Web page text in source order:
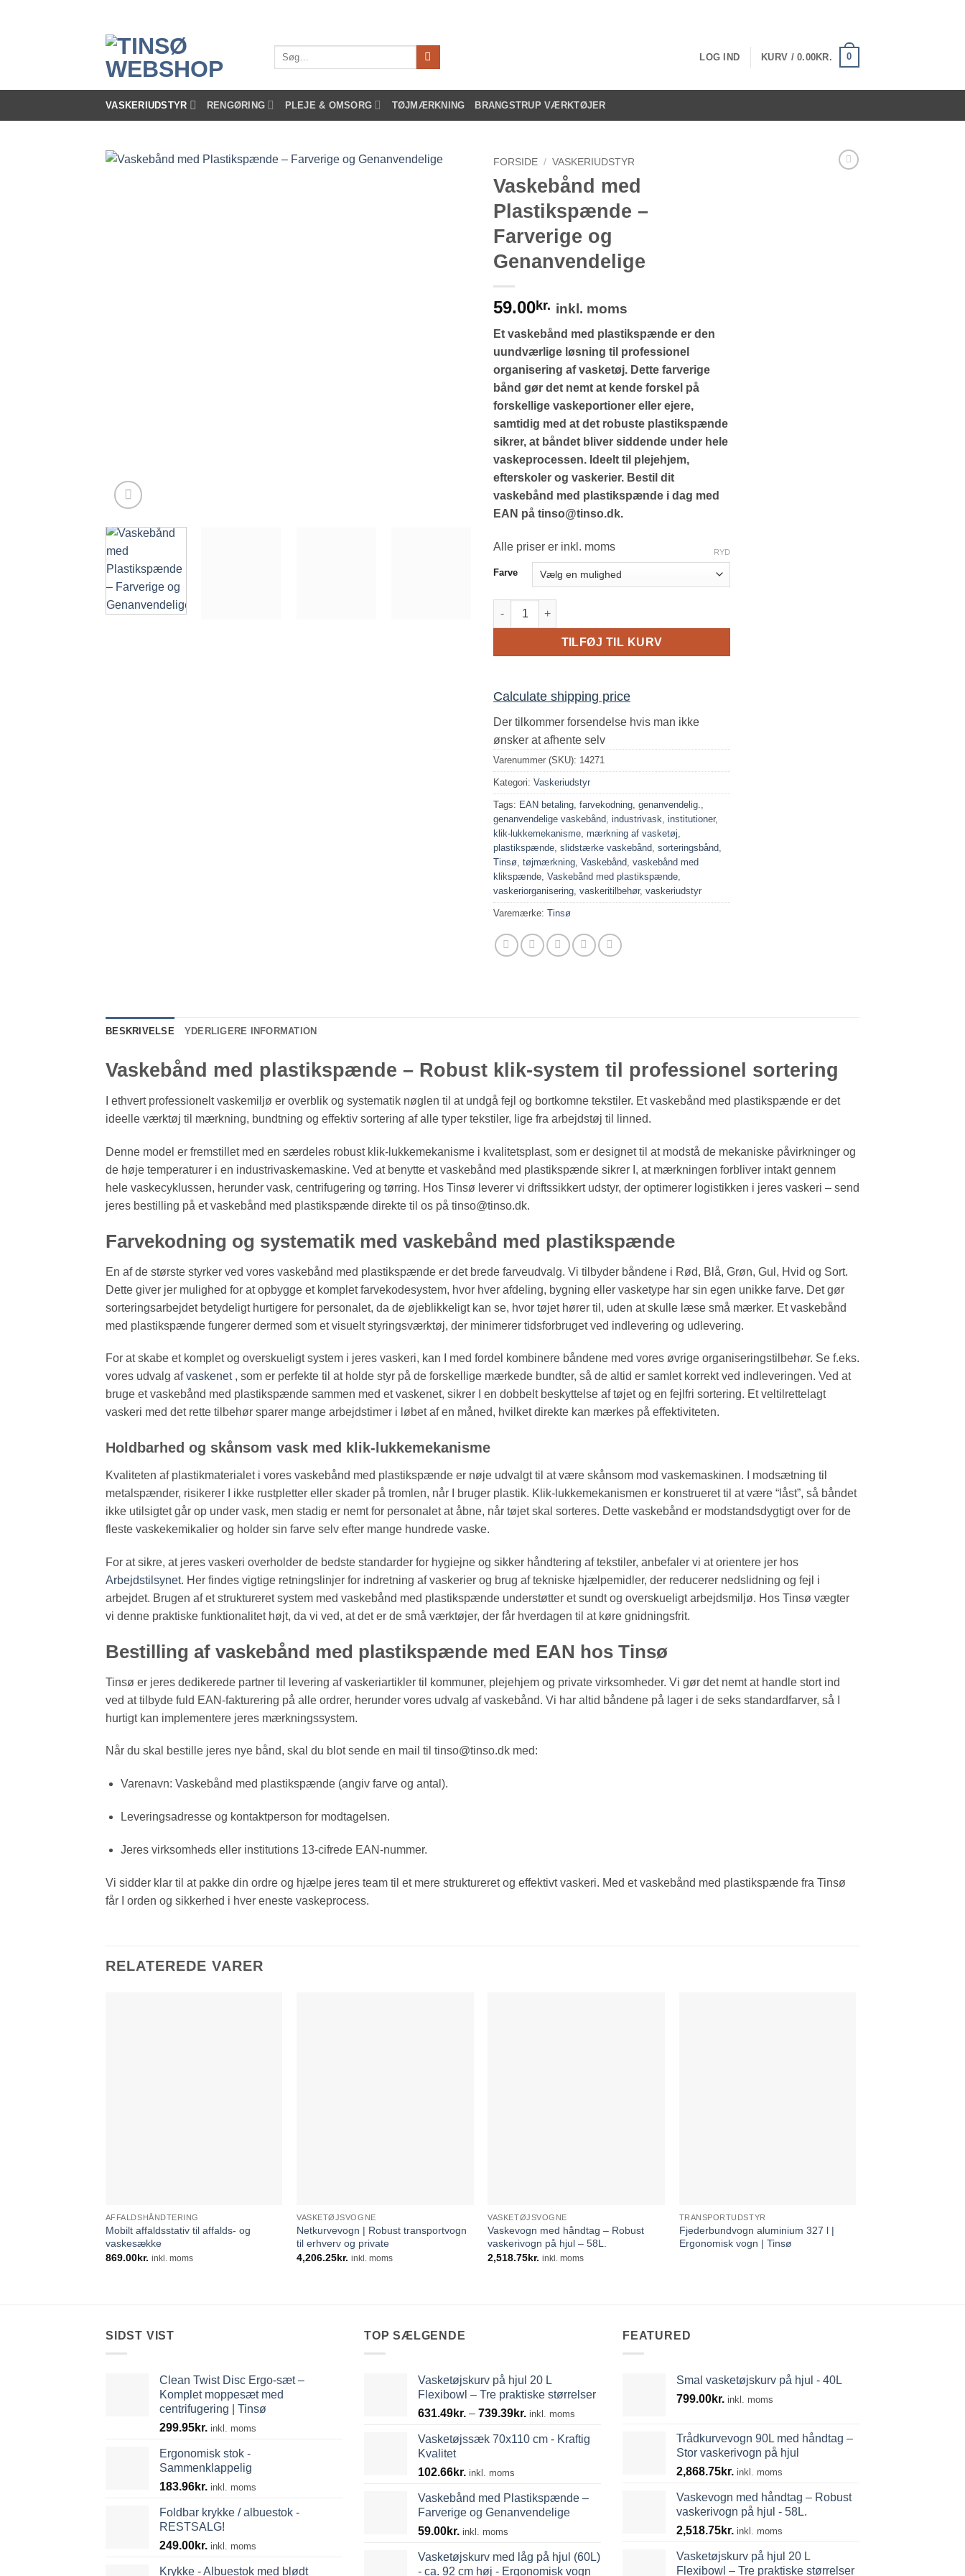
Søg
efter:
LOG IND KURV /0.00KR. 0
VASKERIUDSTYR RENGØRING PLEJE & OMSORG TØJMÆRKNING BRANGSTRUP VÆRKTØJER
FORSIDE / VASKERIUDSTYR
Vaskebånd med
Plastikspænde –
Farverige og
Genanvendelige
59.00kr. inkl. moms
Et vaskebånd med plastikspænde er den
uundværlige løsning til professionel
organisering af vasketøj. Dette farverige
bånd gør det nemt at kende forskel på
forskellige vaskeportioner eller ejere,
samtidig med at det robuste plastikspænde
sikrer, at båndet bliver siddende under hele
vaskeprocessen. Ideelt til plejehjem,
efterskoler og vaskerier. Bestil dit
vaskebånd med plastikspænde i dag med
EAN på tinso@tinso.dk.
Alle priser er inkl. moms
Farve
RYD
Vaskebånd med Plastikspænde – Farverige og Genanvendelige antal
TILFØJ TIL KURV
Calculate shipping price
Der tilkommer forsendelse hvis man ikke
ønsker at afhente selv
Varenummer (SKU): 14271
Kategori: Vaskeriudstyr
Tags: EAN betaling farvekodning genanvendelig.
genanvendelige vaskebånd industrivask institutioner,
klik-lukkemekanisme mærkning af vasketøj
plastikspænde slidstærke vaskebånd sorteringsbånd
Tinsø tøjmærkning Vaskebånd vaskebånd med
klikspænde Vaskebånd med plastikspænde
vaskeriorganisering vaskeritilbehør, vaskeriudstyr
Varemærke: Tinsø
BESKRIVELSE YDERLIGERE INFORMATION
Vaskebånd med plastikspænde – Robust klik-system til professionel sortering
I ethvert professionelt vaskemiljø er overblik og systematik nøglen til at undgå fejl og bortkomne tekstiler. Et vaskebånd med plastikspænde er det
ideelle værktøj til mærkning, bundtning og effektiv sortering af alle typer tekstiler, lige fra arbejdstøj til linned.
Denne model er fremstillet med en særdeles robust klik-lukkemekanisme i kvalitetsplast, som er designet til at modstå de mekaniske påvirkninger og
de høje temperaturer i en industrivaskemaskine. Ved at benytte et vaskebånd med plastikspænde sikrer I, at mærkningen forbliver intakt gennem
hele vaskecyklussen, herunder vask, centrifugering og tørring. Hos Tinsø leverer vi driftssikkert udstyr, der optimerer logistikken i jeres vaskeri – send
jeres bestilling på et vaskebånd med plastikspænde direkte til os på tinso@tinso.dk.
Farvekodning og systematik med vaskebånd med plastikspænde
En af de største styrker ved vores vaskebånd med plastikspænde er det brede farveudvalg. Vi tilbyder båndene i Rød, Blå, Grøn, Gul, Hvid og Sort.
Dette giver jer mulighed for at opbygge et komplet farvekodesystem, hvor hver afdeling, bygning eller vasketype har sin egen unikke farve. Det gør
sorteringsarbejdet betydeligt hurtigere for personalet, da de øjeblikkeligt kan se, hvor tøjet hører til, uden at skulle læse små mærker. Et vaskebånd
med plastikspænde fungerer dermed som et visuelt styringsværktøj, der minimerer tidsforbruget ved indlevering og udlevering.
For at skabe et komplet og overskueligt system i jeres vaskeri, kan I med fordel kombinere båndene med vores øvrige organiseringstilbehør. Se f.eks.
vores udvalg afvaskenet, som er perfekte til at holde styr på de forskellige mærkede bundter, så de altid er samlet korrekt ved indleveringen. Ved at
bruge et vaskebånd med plastikspænde sammen med et vaskenet, sikrer I en dobbelt beskyttelse af tøjet og en fejlfri sortering. Et veltilrettelagt
vaskeri med det rette tilbehør sparer mange arbejdstimer i løbet af en måned, hvilket direkte kan mærkes på effektiviteten.
Holdbarhed og skånsom vask med klik-lukkemekanisme
Kvaliteten af plastikmaterialet i vores vaskebånd med plastikspænde er nøje udvalgt til at være skånsom mod vaskemaskinen. I modsætning til
metalspænder, risikerer I ikke rustpletter eller skader på tromlen, når I bruger plastik. Klik-lukkemekanismen er konstrueret til at være “låst”, så båndet
ikke utilsigtet går op under vask, men stadig er nemt for personalet at åbne, når tøjet skal sorteres. Dette vaskebånd er modstandsdygtigt over for de
fleste vaskekemikalier og holder sin farve selv efter mange hundrede vaske.
For at sikre, at jeres vaskeri overholder de bedste standarder for hygiejne og sikker håndtering af tekstiler, anbefaler vi at orientere jer hos
Arbejdstilsynet. Her findes vigtige retningslinjer for indretning af vaskerier og brug af tekniske hjælpemidler, der reducerer nedslidning og fejl i
arbejdet. Brugen af et struktureret system med vaskebånd med plastikspænde understøtter et sundt og overskueligt arbejdsmiljø. Hos Tinsø vægter
vi denne praktiske funktionalitet højt, da vi ved, at det er de små værktøjer, der får hverdagen til at køre gnidningsfrit.
Bestilling af vaskebånd med plastikspænde med EAN hos Tinsø
Tinsø er jeres dedikerede partner til levering af vaskeriartikler til kommuner, plejehjem og private virksomheder. Vi gør det nemt at handle stort ind
ved at tilbyde fuld EAN-fakturering på alle ordrer, herunder vores udvalg af vaskebånd. Vi har altid båndene på lager i de seks standardfarver, så I
hurtigt kan implementere jeres mærkningssystem.
Når du skal bestille jeres nye bånd, skal du blot sende en mail til tinso@tinso.dk med:
Varenavn: Vaskebånd med plastikspænde (angiv farve og antal).
Leveringsadresse og kontaktperson for modtagelsen.
Jeres virksomheds eller institutions 13-cifrede EAN-nummer.
Vi sidder klar til at pakke din ordre og hjælpe jeres team til et mere struktureret og effektivt vaskeri. Med et vaskebånd med plastikspænde fra Tinsø
får I orden og sikkerhed i hver eneste vaskeprocess.
RELATEREDE VARER
AFFALDSHÅNDTERING
Mobilt affaldsstativ til affalds- og
vaskesække
869.00kr. inkl. moms
VASKETØJSVOGNE
Netkurvevogn | Robust transportvogn
til erhverv og private
4,206.25kr. inkl. moms
VASKETØJSVOGNE
Vaskevogn med håndtag – Robust
vaskerivogn på hjul – 58L.
2,518.75kr. inkl. moms
TRANSPORTUDSTYR
Fjederbundvogn aluminium 327 l |
Ergonomisk vogn | Tinsø
SIDST VIST
Clean Twist Disc Ergo-sæt –
Komplet moppesæt med
centrifugering | Tinsø
299.95kr. inkl. moms
Ergonomisk stok -
Sammenklappelig
183.96kr. inkl. moms
Foldbar krykke / albuestok -
RESTSALG!
249.00kr. inkl. moms
Krykke - Albuestok med blødt
TOP SÆLGENDE
Vasketøjskurv på hjul 20 L
Flexibowl – Tre praktiske størrelser
631.49kr. – 739.39kr. Prisinterval:
til
inkl. moms
Vasketøjssæk 70x110 cm - Kraftig
Kvalitet
102.66kr. inkl. moms
Vaskebånd med Plastikspænde –
Farverige og Genanvendelige
59.00kr. inkl. moms
Vasketøjskurv med låg på hjul (60L)
- ca. 92 cm høj - Ergonomisk vogn
FEATURED
Smal vasketøjskurv på hjul - 40L
799.00kr. inkl. moms
Trådkurvevogn 90L med håndtag –
Stor vaskerivogn på hjul
2,868.75kr. inkl. moms
Vaskevogn med håndtag – Robust
vaskerivogn på hjul - 58L.
2,518.75kr. inkl. moms
Vasketøjskurv på hjul 20 L
Flexibowl – Tre praktiske størrelser